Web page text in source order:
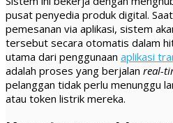
pusat penyedia produk digital.
pemesanan via aplikasi, sistem
tersebut secara otomatis dalam
utama dari penggunaan aplikasi
adalah proses yang berjalan real-
pelanggan tidak perlu menunggu
atau token listrik mereka.